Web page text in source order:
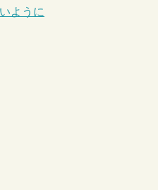
ように